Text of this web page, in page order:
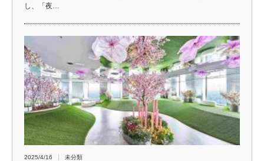
し、「夜…
2025/4/16 未分類